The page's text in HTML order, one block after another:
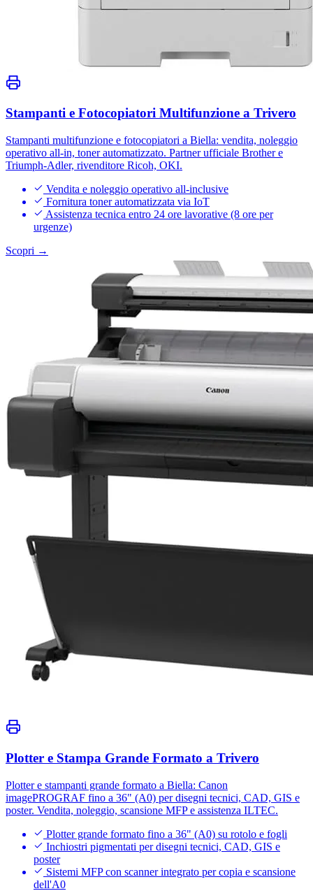
Stampanti e Fotocopiatori Multifunzione a Trivero
Stampanti multifunzione e fotocopiatori a Biella: vendita, noleggio
operativo all-in, toner automatizzato. Partner ufficiale Brother e
Triumph-Adler, rivenditore Ricoh, OKI.
Vendita e noleggio operativo all-inclusive
Fornitura toner automatizzata via IoT
Assistenza tecnica entro 24 ore lavorative (8 ore per
urgenze)
Scopri →
Plotter e Stampa Grande Formato a Trivero
Plotter e stampanti grande formato a Biella: Canon
imagePROGRAF fino a 36" (A0) per disegni tecnici, CAD, GIS e
poster. Vendita, noleggio, scansione MFP e assistenza ILTEC.
Plotter grande formato fino a 36" (A0) su rotolo e fogli
Inchiostri pigmentati per disegni tecnici, CAD, GIS e
poster
Sistemi MFP con scanner integrato per copia e scansione
dell'A0